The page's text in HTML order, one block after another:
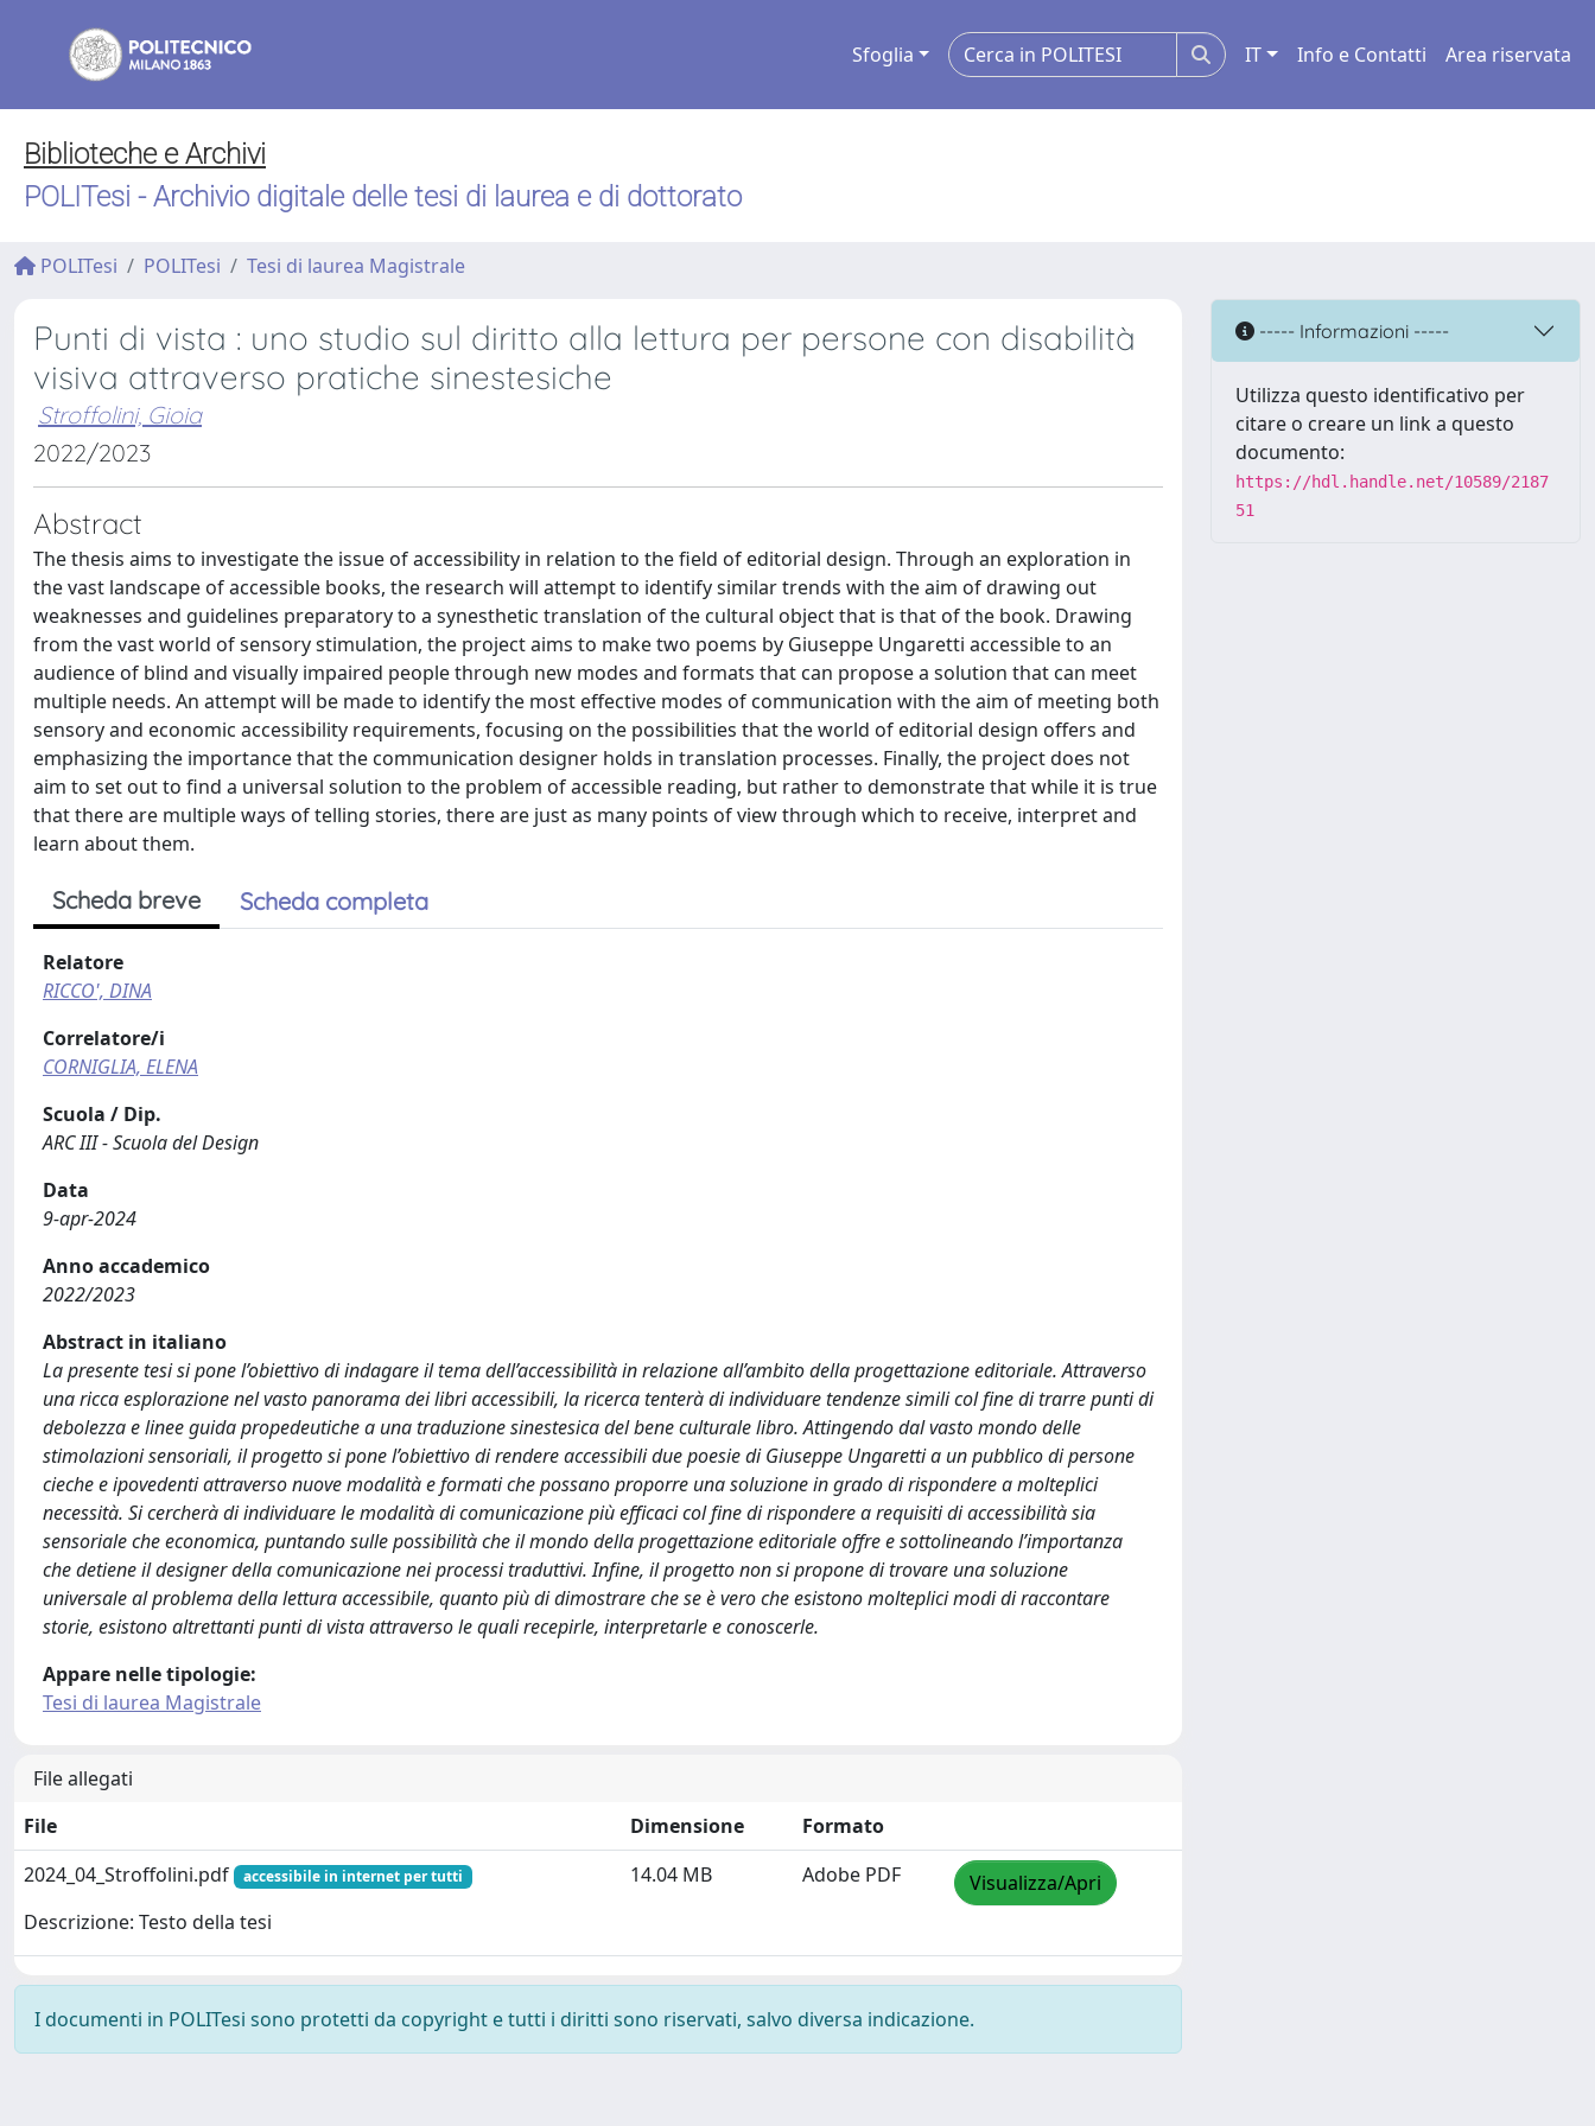
Sfoglia IT Info e Contatti Area riservata
Biblioteche e Archivi
POLITesi - Archivio digitale delle tesi di laurea e di dottorato
POLITesi POLITesi Tesi di laurea Magistrale
Punti di vista : uno studio sul diritto alla lettura per persone con disabilità
visiva attraverso pratiche sinestesiche
Stroffolini, Gioia
2022/2023
Abstract
The thesis aims to investigate the issue of accessibility in relation to the field of editorial design. Through an exploration in
the vast landscape of accessible books, the research will attempt to identify similar trends with the aim of drawing out
weaknesses and guidelines preparatory to a synesthetic translation of the cultural object that is that of the book. Drawing
from the vast world of sensory stimulation, the project aims to make two poems by Giuseppe Ungaretti accessible to an
audience of blind and visually impaired people through new modes and formats that can propose a solution that can meet
multiple needs. An attempt will be made to identify the most effective modes of communication with the aim of meeting both
sensory and economic accessibility requirements, focusing on the possibilities that the world of editorial design offers and
emphasizing the importance that the communication designer holds in translation processes. Finally, the project does not
aim to set out to find a universal solution to the problem of accessible reading, but rather to demonstrate that while it is true
that there are multiple ways of telling stories, there are just as many points of view through which to receive, interpret and
learn about them.
Scheda breve Scheda completa
Relatore
RICCO', DINA
Correlatore/i
CORNIGLIA, ELENA
Scuola / Dip.
ARC III - Scuola del Design
Data
9-apr-2024
Anno accademico
2022/2023
Abstract in italiano
La presente tesi si pone l’obiettivo di indagare il tema dell’accessibilità in relazione all’ambito della progettazione editoriale. Attraverso
una ricca esplorazione nel vasto panorama dei libri accessibili, la ricerca tenterà di individuare tendenze simili col fine di trarre punti di
debolezza e linee guida propedeutiche a una traduzione sinestesica del bene culturale libro. Attingendo dal vasto mondo delle
stimolazioni sensoriali, il progetto si pone l’obiettivo di rendere accessibili due poesie di Giuseppe Ungaretti a un pubblico di persone
cieche e ipovedenti attraverso nuove modalità e formati che possano proporre una soluzione in grado di rispondere a molteplici
necessità. Si cercherà di individuare le modalità di comunicazione più efficaci col fine di rispondere a requisiti di accessibilità sia
sensoriale che economica, puntando sulle possibilità che il mondo della progettazione editoriale offre e sottolineando l’importanza
che detiene il designer della comunicazione nei processi traduttivi. Infine, il progetto non si propone di trovare una soluzione
universale al problema della lettura accessibile, quanto più di dimostrare che se è vero che esistono molteplici modi di raccontare
storie, esistono altrettanti punti di vista attraverso le quali recepirle, interpretarle e conoscerle.
Appare nelle tipologie:
Tesi di laurea Magistrale
File allegati
File
Dimensione
Formato
2024_04_Stroffolini.pdf
accessibile in internet per tutti
Descrizione: Testo della tesi
14.04 MB Adobe PDF Visualizza/Apri
I documenti in POLITesi sono protetti da copyright e tutti i diritti sono riservati, salvo diversa indicazione.
----- Informazioni -----
Utilizza questo identificativo per
citare o creare un link a questo
documento:
https://hdl.handle.net/10589/2187
51